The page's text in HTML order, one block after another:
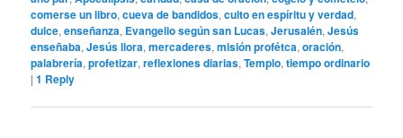
comerse un libro,cueva de bandidos,culto en espíritu y verdad,
dulce,enseñanza, Evangelio según san Lucas,Jerusalén,Jesús
enseñaba,Jesús llora,mercaderes,misión profétca,oración,
palabrería,profetizar,reflexiones diarias,Templo,tiempo ordinario
|1 Reply